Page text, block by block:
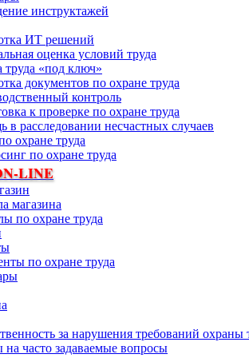
инструктажей
ИТ решений
оценка условий труда
труда «под ключ»
документов по охране труда
контроль
к проверке по охране труда
в расследовании несчастных случаев
охране труда
по охране труда
LINE
магазина
по охране труда
по охране труда
за нарушения требований охраны
на часто задаваемые вопросы